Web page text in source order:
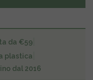
da €59
plastica
dal 2016